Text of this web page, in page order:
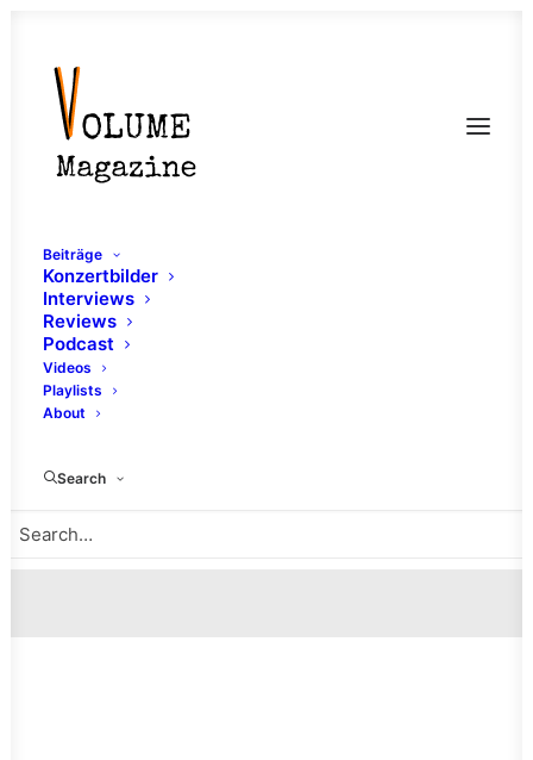
Beiträge
Konzertbilder
Interviews
Reviews
Podcast
Videos
Playlists
About
Search